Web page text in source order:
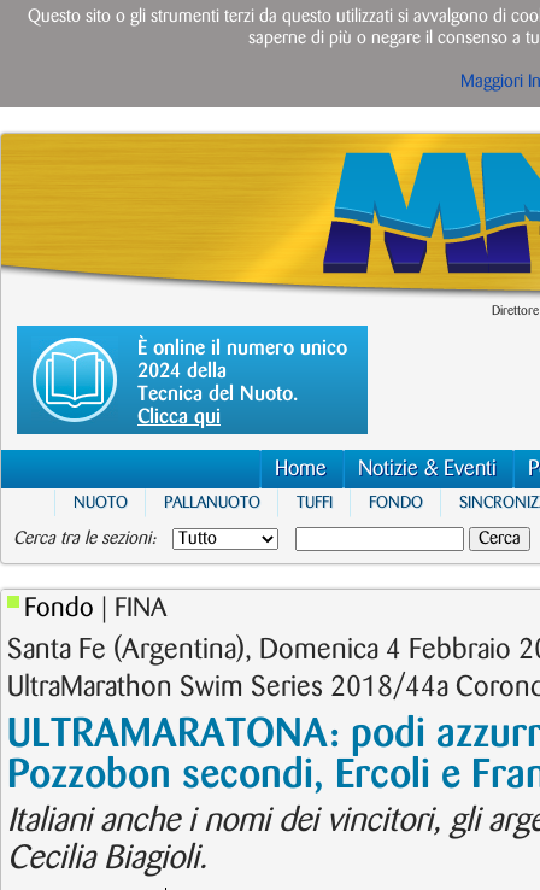
È online il numero unico
2024 della
Tecnica del Nuoto.
Clicca qui
Home Notizie & Eventi
NUOTO PALLANUOTO TUFFI FONDO
Cerca tra le sezioni:
Fondo | FINA
Santa Fe (Argentina), Domenica 4 Febbraio
UltraMarathon Swim Series 2018/44a
ULTRAMARATONA: podi
Pozzobon secondi, Ercoli e
Italiani anche i nomi dei vincitori, gli
Cecilia Biagioli.
Questo sito o gli strumenti terzi da questo utilizzati si avvalgono di
saperne di più o negare il consenso a
Maggiori